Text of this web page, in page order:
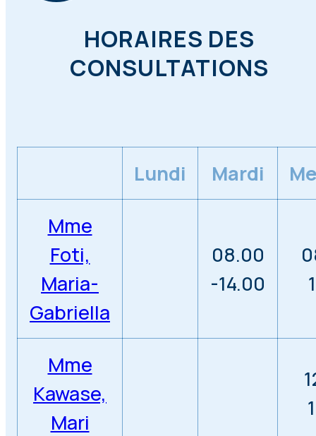
HORAIRES DES
CONSULTATIONS
Lundi Mardi
Mme
Foti,
Maria-
Gabriella
08.00
-14.00
Mme
Kawase,
Mari